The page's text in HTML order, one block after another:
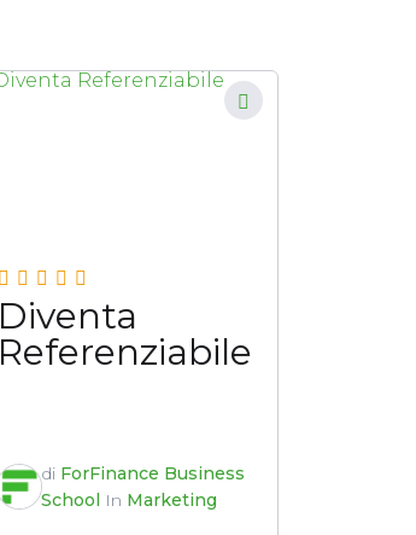
Diventa
Referenziabile
di ForFinance Business
School In Marketing